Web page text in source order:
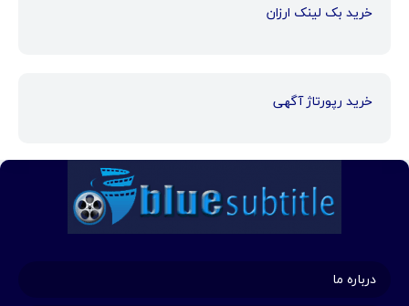
خرید بک لینک ارزان
خرید رپورتاژ آگهی
درباره ما